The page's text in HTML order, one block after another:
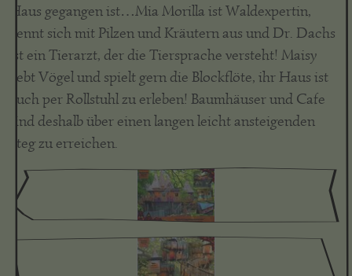
Haus gegangen ist…Mia Morilla ist Waldexpertin,
kennt sich mit Pilzen und Kräutern aus und Dr. Dachs
ist ein Tierarzt, der die Tiersprache versteht! Maisy
liebt Vögel und spielt gern die Blockflöte, ihr Haus ist
auch per Rollstuhl zu erleben! Baumhäuser und Cafe
sind deshalb über einen langen leicht ansteigenden
Steg zu erreichen.